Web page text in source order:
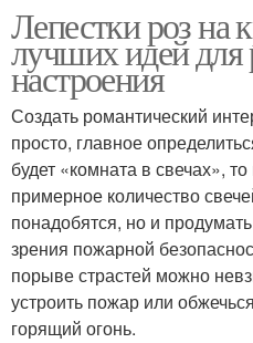
Лепестки роз на
лучших идей для
настроения
Создать романтический
просто, главное
будет «комната в свечах»,
примерное количество
понадобятся, но и
зрения пожарной
порыве страстей можно
устроить пожар или
горящий огонь.